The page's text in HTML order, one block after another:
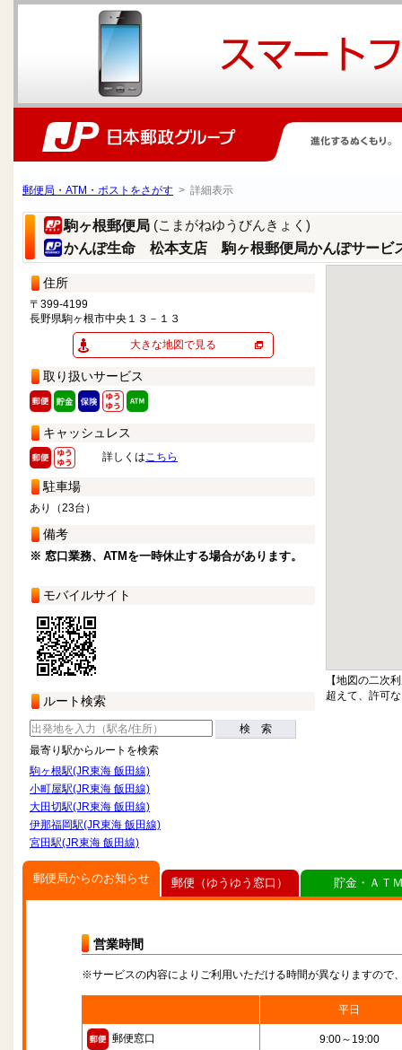
郵便局・ATM・ポストをさがす > 詳細表示
駒ヶ根郵便局 (こまがねゆうびんきょく)
かんぽ生命 松本支店 駒ヶ根郵便局かんぽサービ
住所
〒399-4199
長野県駒ヶ根市中央１３－１３
大きな地図で見る
取り扱いサービス
キャッシュレス
詳しくはこちら
駐車場
あり（23台）
備考
※ 窓口業務、ATMを一時休止する場合があります。
モバイルサイト
ルート検索
検 索
最寄り駅からルートを検索
駒ヶ根駅(JR東海 飯田線)
小町屋駅(JR東海 飯田線)
大田切駅(JR東海 飯田線)
伊那福岡駅(JR東海 飯田線)
宮田駅(JR東海 飯田線)
【地図の二次
超えて、許可
郵便局からのお知らせ
営業時間
※サービスの内容によりご利用いただける時間が異なりますので
平日
郵便窓口 9:00～19:00
郵便（ゆうゆう窓口） 貯金・ＡＴ